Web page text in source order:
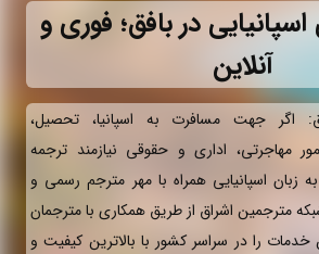
در بافق؛ فوری و
آنلاین
اگر جهت مسافرت به اسپانیا، تحصیل،
مهاجرتی، اداری و حقوقی نیازمند ترجمه
زبان اسپانیایی همراه با مهر مترجم رسمی و
مترجمین اشراق از طریق همکاری با مترجمان
خدمات را در سراسر کشور با بالاترین کیفیت و